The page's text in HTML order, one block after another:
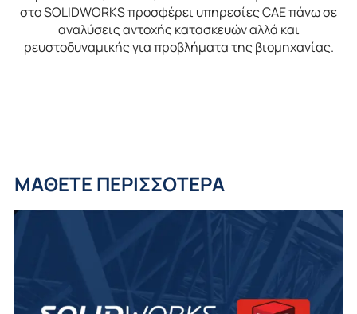
στο SOLIDWORKS προσφέρει υπηρεσίες CAE πάνω σε
αναλύσεις αντοχής κατασκευών αλλά και
ρευστοδυναμικής για προβλήματα της βιομηχανίας.
ΜΑΘΕΤΕ ΠΕΡΙΣΣΟΤΕΡΑ